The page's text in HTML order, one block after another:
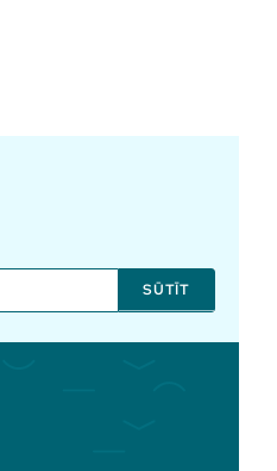
SŪTĪT